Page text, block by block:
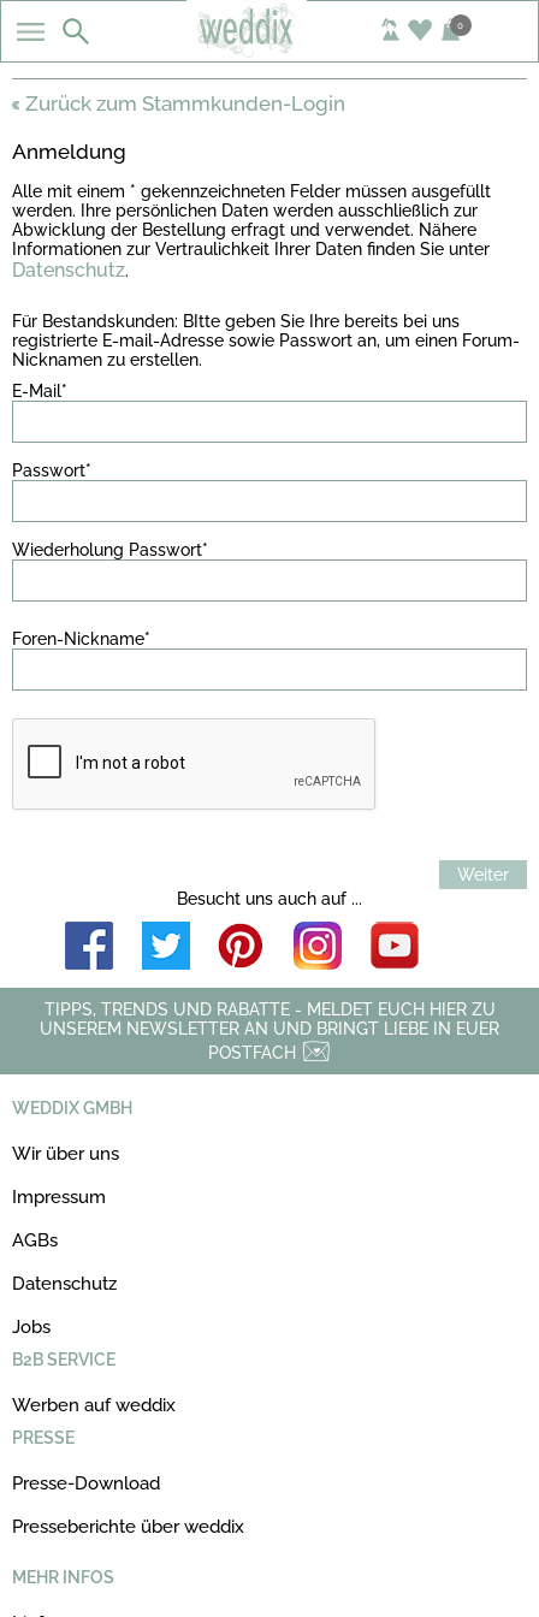
0
Zurück zum Stammkunden-Login
Anmeldung
Alle mit einem * gekennzeichneten Felder müssen ausgefüllt
werden. Ihre persönlichen Daten werden ausschließlich zur
Abwicklung der Bestellung erfragt und verwendet. Nähere
Informationen zur Vertraulichkeit Ihrer Daten finden Sie unter
Datenschutz.
Für Bestandskunden: BItte geben Sie Ihre bereits bei uns
registrierte E-mail-Adresse sowie Passwort an, um einen Forum-
Nicknamen zu erstellen.
E-Mail*
Passwort*
Wiederholung Passwort*
Foren-Nickname*
Weiter
Besucht uns auch auf ...
TIPPS, TRENDS UND RABATTE - MELDET EUCH HIER ZU
UNSEREM NEWSLETTER AN UND BRINGT LIEBE IN EUER
POSTFACH
WEDDIX GMBH
Wir über uns
Impressum
AGBs
Datenschutz
Jobs
B2B SERVICE
Werben auf weddix
PRESSE
Presse-Download
Presseberichte über weddix
MEHR INFOS